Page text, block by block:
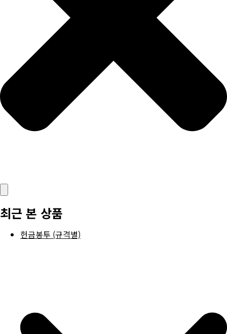
최근 본 상품
헌금봉투 (규격별)